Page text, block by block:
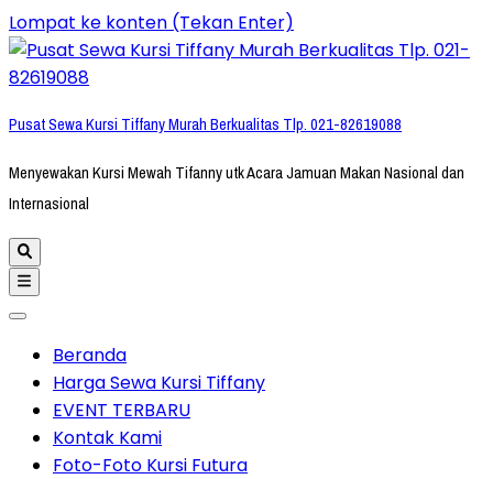
Lompat ke konten (Tekan Enter)
Pusat Sewa Kursi Tiffany Murah Berkualitas Tlp. 021-82619088
Menyewakan Kursi Mewah Tifanny utk Acara Jamuan Makan Nasional dan
Internasional
Beranda
Harga Sewa Kursi Tiffany
EVENT TERBARU
Kontak Kami
Foto-Foto Kursi Futura